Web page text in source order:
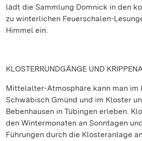
lädt die Sammlung Domnick in den
zu winterlichen Feuerschalen-
Himmel ein.
KLOSTERRUNDGÄNGE UND
Mittelalter-Atmosphäre kann man im
Schwäbisch Gmünd und im Kloster
Bebenhausen in Tübingen erleben.
den Wintermonaten an Sonntagen
Führungen durch die Klosteranlage